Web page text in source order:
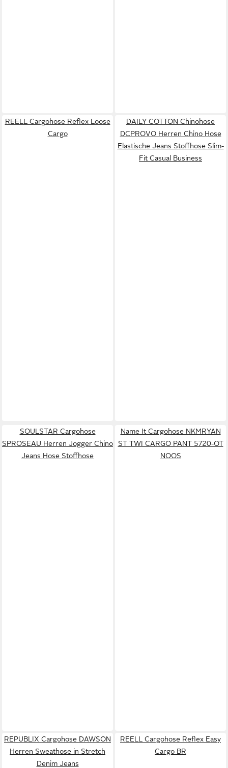
REELL Cargohose Reflex Loose
Cargo
DAILY COTTON Chinohose
DCPROVO Herren Chino Hose
Elastische Jeans Stoffhose Slim-
Fit Casual Business
SOULSTAR Cargohose
SPROSEAU Herren Jogger Chino
Jeans Hose Stoffhose
Name It Cargohose NKMRYAN
ST TWI CARGO PANT 5720-OT
NOOS
REPUBLIX Cargohose DAWSON
Herren Sweathose in Stretch
Denim Jeans
REELL Cargohose Reflex Easy
Cargo BR